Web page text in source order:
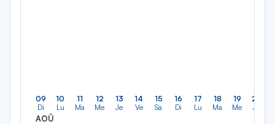
09
Di
AOÛ
10
Lu
11
Ma
12
Me
13
Je
14
Ve
15
Sa
16
Di
17
Lu
18
Ma
19
Me
20
Je